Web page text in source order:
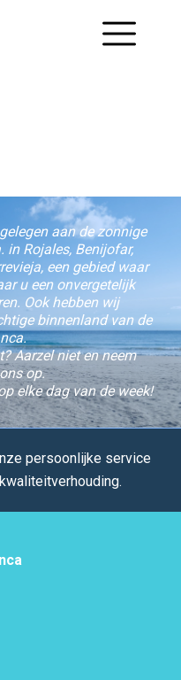
aan de zonnige
in Rojales, Benijofar,
een gebied waar
u een onvergetelijk
Ook hebben wij
binnenland van de
Aarzel niet en neem
op.
elke dag van de week!
persoonlijke service